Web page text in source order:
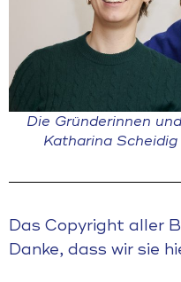
Die Gründerinnen
Katharina
Das Copyright aller
Danke, dass wir sie